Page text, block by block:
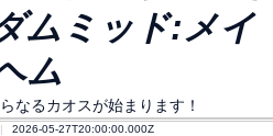
ムミッド:メイ
ム
なるカオスが始まります！
2026-05-27T20:00:00.000Z